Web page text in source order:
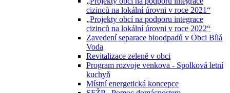
cizinců na lokální úrovni v roce 2021“
„Projekty obcí na podporu integrace
cizinců na lokální úrovni v roce 2022“
Zavedení separace bioodpadů v Obci Bílá
Voda
Revitalizace zeleně v obci
Program rozvoje venkova - Spolková letní
kuchyň
Místní energetická koncepce